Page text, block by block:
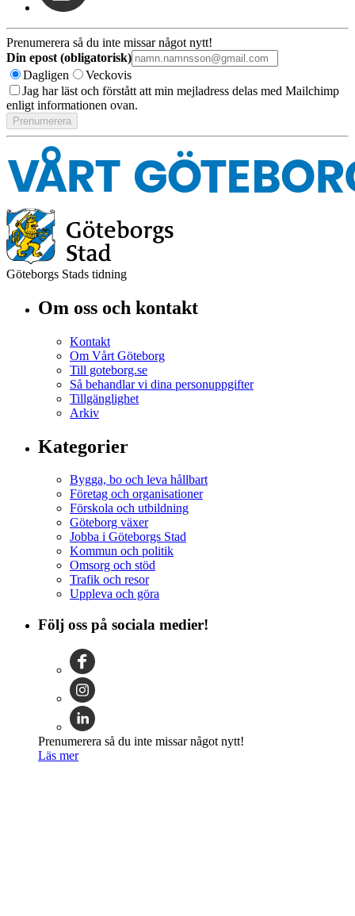
Prenumerera så du inte missar något nytt!
Din epost (obligatorisk)
Dagligen
Veckovis
Jag har läst och förstått att min mejladress delas med Mailchimp
enligt informationen ovan.
Göteborgs Stads tidning
Om oss och kontakt
Kontakt
Om Vårt Göteborg
Till goteborg.se
Så behandlar vi dina personuppgifter
Tillgänglighet
Arkiv
Kategorier
Bygga, bo och leva hållbart
Företag och organisationer
Förskola och utbildning
Göteborg växer
Jobba i Göteborgs Stad
Kommun och politik
Omsorg och stöd
Trafik och resor
Uppleva och göra
Följ oss på sociala medier!
Prenumerera så du inte missar något nytt!
Läs mer